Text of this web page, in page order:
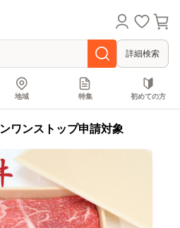
詳細検索
地域 特集 初めての方
ワンストップ申請対象